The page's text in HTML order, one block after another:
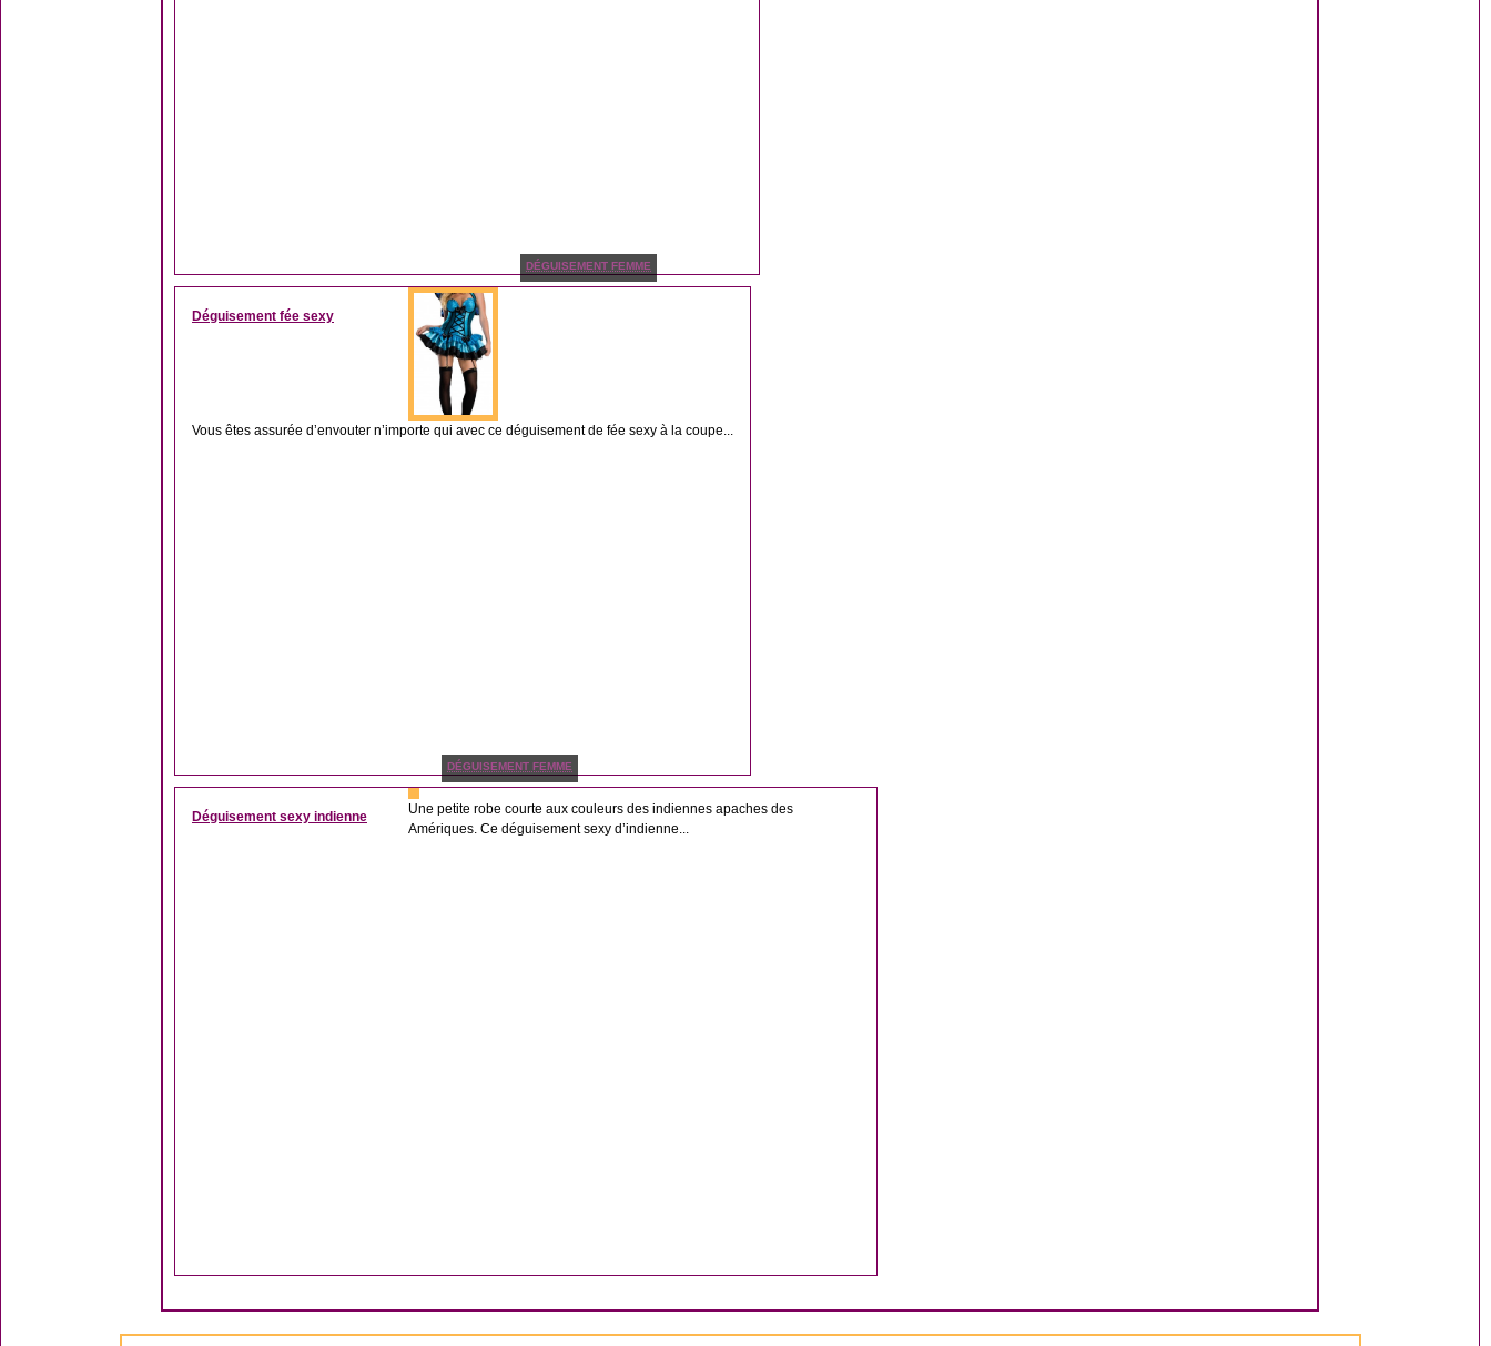
DÉGUISEMENT FEMME
Déguisement fée sexy
Vous êtes assurée d’envouter n’importe qui avec ce déguisement de fée sexy à la coupe...
DÉGUISEMENT FEMME
Déguisement sexy indienne
Une petite robe courte aux couleurs des indiennes apaches des
Amériques. Ce déguisement sexy d’indienne...